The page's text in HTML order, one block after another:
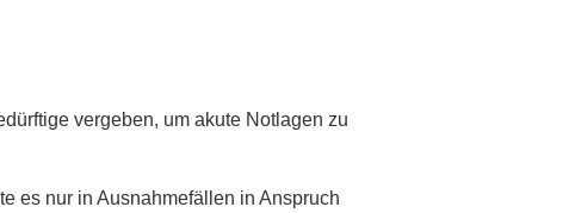
vergeben, um akute Notlagen zu
es nur in Ausnahmefällen in Anspruch